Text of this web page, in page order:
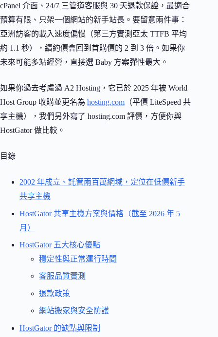
cPanel 介面、24/7 三管道客服與 30 天退款保證，最適合
預算有限、只架一個網站的新手站長。要留意兩件事：
亞洲訪客的載入速度偏慢（第三方實測亞太 TTFB 平均
約 1.1 秒），續約價會回到首購價的 2 到 3 倍。如果你
未來可能多站經營，直接選 Baby 方案彈性最大。
如果你過去考慮過 A2 Hosting，它已於 2025 年被 World
Host Group 收購並更名為 hosting.com （平價 LiteSpeed 共
享主機），我們另外寫了 hosting.com 評價，方便你與
HostGator 做比較。
目錄
2002 年成立、託管兩百萬網域，定位在低價新手
共享主機
HostGator 共享主機方案與價格（截至 2026 年 5
月）
HostGator 五大核心優點
穩定性與正常運行時間
客服品質實測
退款政策
網站搬家與安全防護
HostGator 的缺點與限制